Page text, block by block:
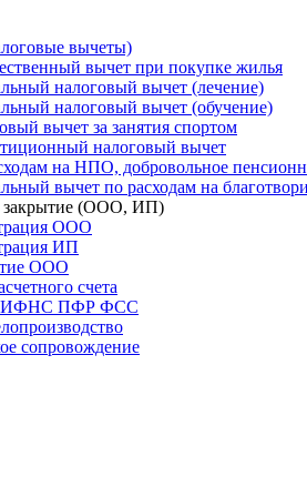
вычеты)
вычет при покупке жилья
налоговый вычет (лечение)
налоговый вычет (обучение)
вычет за занятия спортом
налоговый вычет
на НПО, добровольное
вычет по расходам на
закрытие (ООО, ИП)
ООО
ИП
ООО
счета
ИФНС ПФР ФСС
сопровождение